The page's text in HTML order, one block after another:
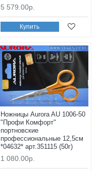
5 579.00р.
Купить
Ножницы Aurora AU 1006-50
"Профи Комфорт"
портновские
профессиональные 12,5см
*04632* арт.351115 (50г)
1 080.00р.